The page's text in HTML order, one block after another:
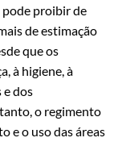
proibir de
de estimação
que os
à higiene, à
e dos
o regimento
e o uso das áreas